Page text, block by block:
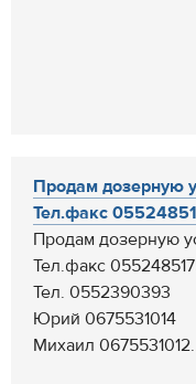
Продам дозерную
Тел.факс
Продам дозерную
Тел.факс
Тел. 0552390393
Юрий 0675531014
Михаил